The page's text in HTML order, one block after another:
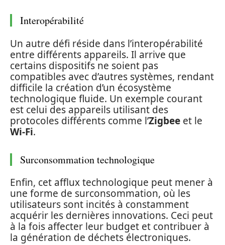
Interopérabilité
Un autre défi réside dans l’interopérabilité
entre différents appareils. Il arrive que
certains dispositifs ne soient pas
compatibles avec d’autres systèmes, rendant
difficile la création d’un écosystème
technologique fluide. Un exemple courant
est celui des appareils utilisant des
protocoles différents comme l’Zigbee et le
Wi-Fi.
Surconsommation technologique
Enfin, cet afflux technologique peut mener à
une forme de surconsommation, où les
utilisateurs sont incités à constamment
acquérir les dernières innovations. Ceci peut
à la fois affecter leur budget et contribuer à
la génération de déchets électroniques.